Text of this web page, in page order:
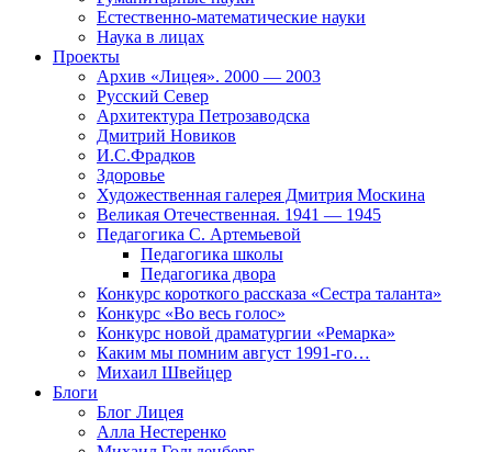
Естественно-математические науки
Наука в лицах
Проекты
Архив «Лицея». 2000 — 2003
Русский Север
Архитектура Петрозаводска
Дмитрий Новиков
И.С.Фрадков
Здоровье
Художественная галерея Дмитрия Москина
Великая Отечественная. 1941 — 1945
Педагогика С. Артемьевой
Педагогика школы
Педагогика двора
Конкурс короткого рассказа «Сестра таланта»
Конкурс «Во весь голос»
Конкурс новой драматургии «Ремарка»
Каким мы помним август 1991-го…
Михаил Швейцер
Блоги
Блог Лицея
Алла Нестеренко